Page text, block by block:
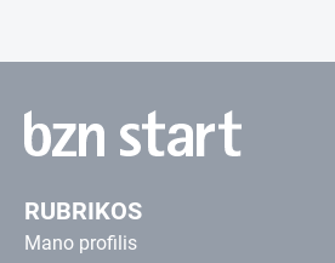
RUBRIKOS
Mano profilis